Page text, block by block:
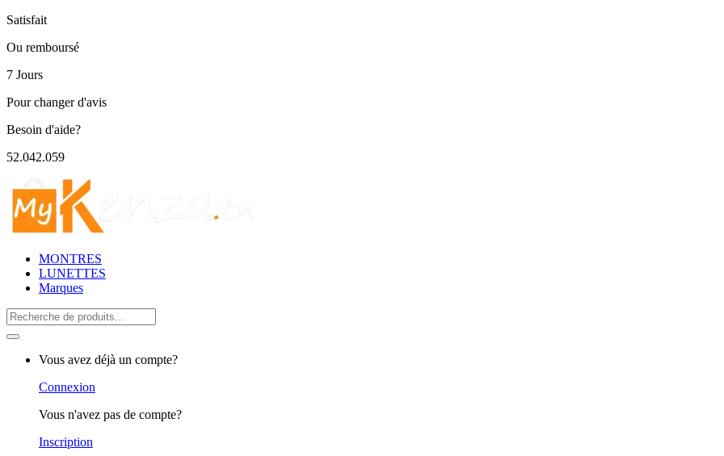
Satisfait
Ou remboursé
7 Jours
Pour changer d'avis
Besoin d'aide?
52.042.059
MONTRES
LUNETTES
Marques
Search
for:
Vous avez déjà un compte?
Connexion
Vous n'avez pas de compte?
Inscription